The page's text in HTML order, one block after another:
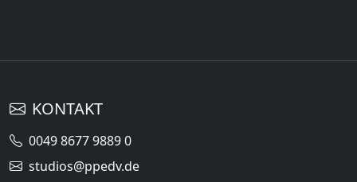
KONTAKT
0049 8677 9889 0
studios@ppedv.de